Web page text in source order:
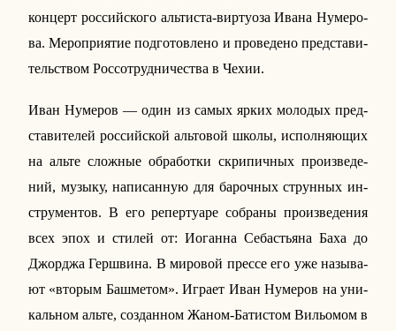
кон­церт рос­сий­ско­го аль­ти­ста-вир­туо­за Ивана Ну­ме­ро­
ва. Ме­ро­при­я­тие под­го­тов­ле­но и про­ве­де­но пред­ста­ви­
тель­ством Рос­со­труд­ни­че­ства в Чехии.
Иван Ну­ме­ров — один из самых ярких мо­ло­дых пред­
ста­ви­те­лей рос­сий­ской аль­то­вой школы, ис­пол­ня­ю­щих
на альте слож­ные об­ра­бот­ки скри­пич­ных про­из­ве­де­
ний, музыку, на­пи­сан­ную для ба­роч­ных струн­ных ин­
стру­мен­тов. В его ре­пер­ту­а­ре со­бра­ны про­из­ве­де­ния
всех эпох и стилей от: Иоган­на Се­бастья­на Баха до
Джор­джа Гер­шви­на. В ми­ро­вой прессе его уже на­зы­ва­
ют «вторым Баш­ме­том». Играет Иван Ну­ме­ров на уни­
каль­ном альте, со­здан­ном Жаном-Ба­ти­стом Ви­льо­мом в